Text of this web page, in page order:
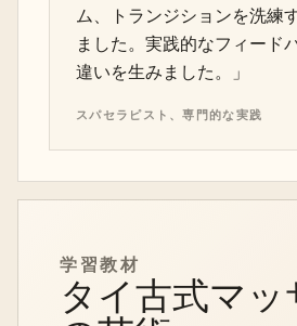
ム、トランジションを洗練
ました。実践的なフィード
違いを生みました。」
スパセラピスト、専門的な実践
学習教材
タイ古式マッ